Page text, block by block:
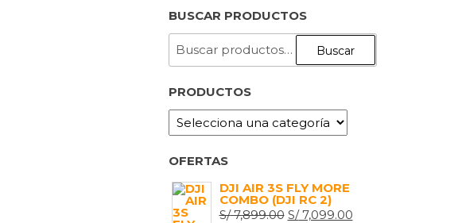
BUSCAR PRODUCTOS
BUSCAR
Buscar
PRODUCTOS
OFERTAS
DJI AIR 3S FLY MORE
COMBO (DJI RC 2)
S/7,899.00 EL
S/7,099.00EL